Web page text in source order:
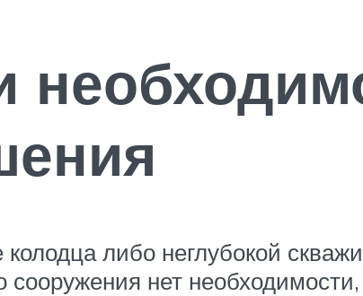
либо неглубокой
сооружения нет